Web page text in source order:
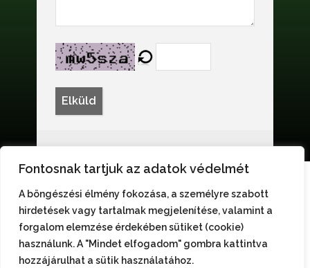
Fontosnak tartjuk az adatok védelmét
A böngészési élmény fokozása, a személyre szabott
hirdetések vagy tartalmak megjelenítése, valamint a
forgalom elemzése érdekében sütiket (cookie)
használunk. A "Mindet elfogadom" gombra kattintva
hozzájárulhat a sütik használatához.
Elküld